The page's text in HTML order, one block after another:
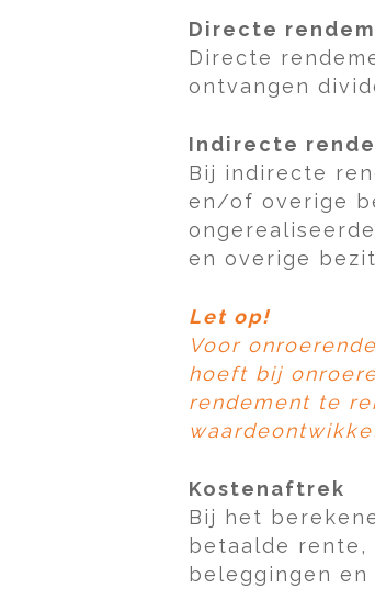
Directe
Directe
ontvangen
Indirecte
Bij indirecte
en/of overige
en overige
Let op!
Voor
hoeft bij
rendement te
Kostenaftrek
Bij het
betaalde rente,
beleggingen